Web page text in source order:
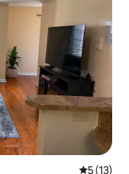
Середня
5 (13)